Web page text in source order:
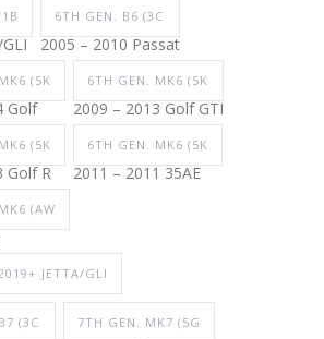
6TH GEN. B6 (3C
2005 – 2010 Passat
(5K
Golf
6TH GEN. MK6 (5K
2009 – 2013 Golf GTI
(5K
Golf R
6TH GEN. MK6 (5K
2011 – 2011 35AE
(AW
JETTA/GLI
(3C 7TH GEN. MK7 (5G